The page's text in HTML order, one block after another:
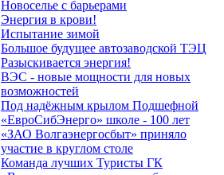
Новоселье с барьерами
Энергия в крови!
Испытание зимой
Большое будущее автозаводской ТЭЦ
Разыскивается энергия!
ВЭС - новые мощности для новых
возможностей
Под надёжным крылом Подшефной
«ЕвроСибЭнерго» школе - 100 лет
«ЗАО Волгаэнергосбыт» приняло
участие в круглом столе
Команда лучших Туристы ГК